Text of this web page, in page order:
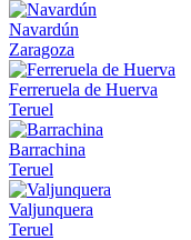
Navardún
Zaragoza
Ferreruela de Huerva
Teruel
Barrachina
Teruel
Valjunquera
Teruel